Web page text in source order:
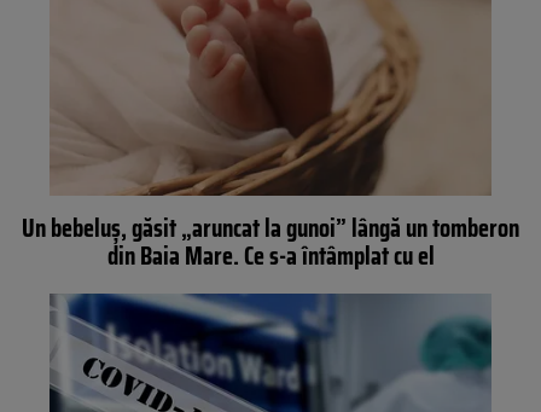
Un bebeluș, găsit „aruncat la gunoi” lângă un tomberon
din Baia Mare. Ce s-a întâmplat cu el